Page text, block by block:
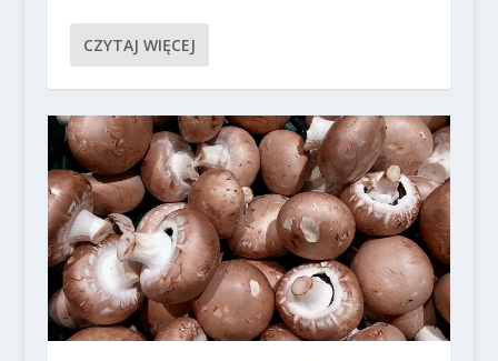
CZYTAJ WIĘCEJ